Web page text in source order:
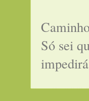
Só sei